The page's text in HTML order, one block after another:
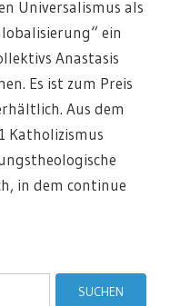
Universalismus als
ein
Anastasis
Es ist zum Preis
Aus dem
Katholizismus
in dem continue